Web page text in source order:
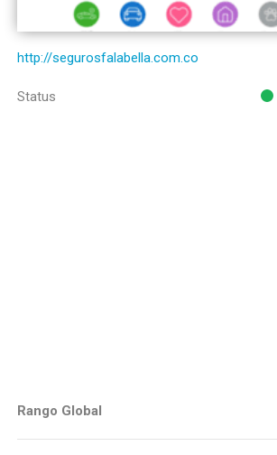
http://segurosfalabella.com.co
Status
Rango Global